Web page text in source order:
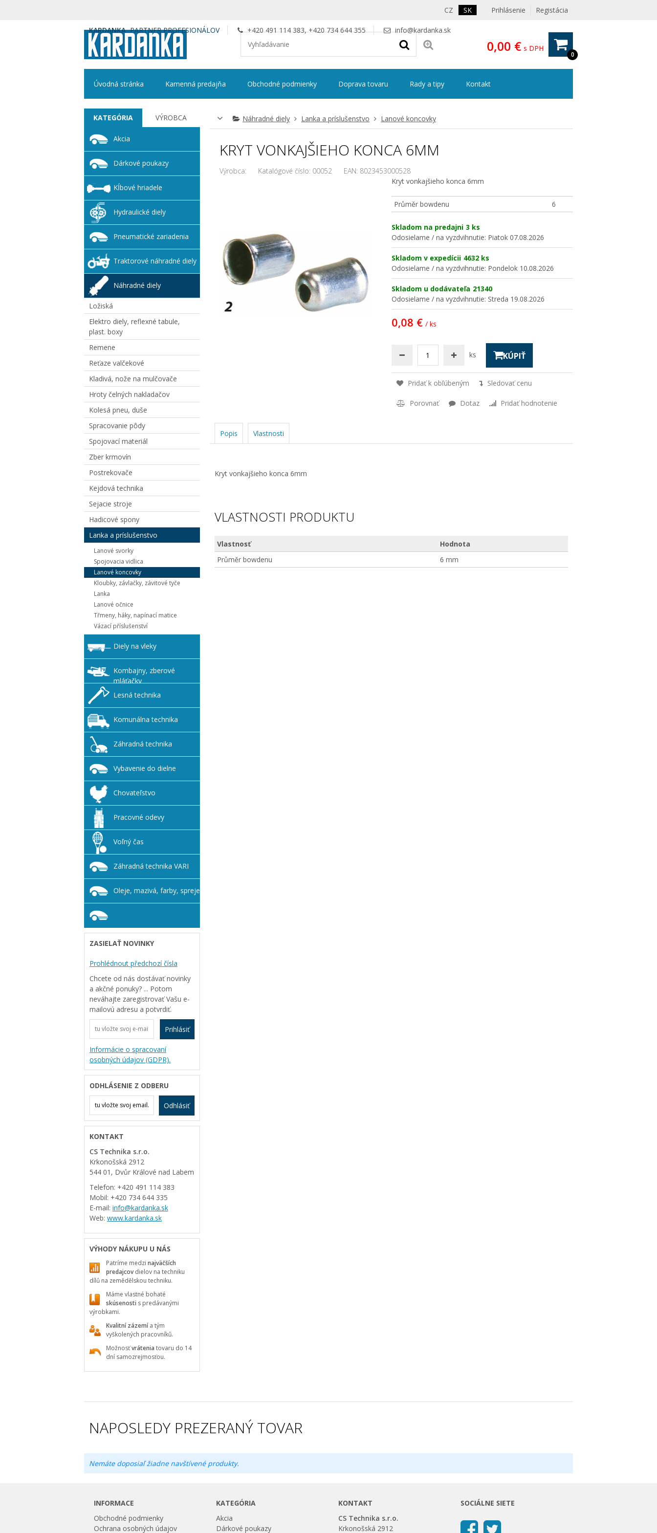
Prihlásenie Registácia
CZ SK
KARDANKA PARTNER PROFESIONÁLOV +420 491 114 383, +420 734 644 355 info@kardanka.sk
0
0,00 € s DPH
Úvodná stránka Kamenná predajňa Obchodné podmienky Doprava tovaru Rady a tipy Kontakt
Náhradné diely Lanka a príslušenstvo Lanové koncovky
KRYT VONKAJŠIEHO KONCA 6MM
Výrobca: Katalógové číslo: 00052 EAN: 8023453000528
Kryt vonkajšieho konca 6mm
Průměr bowdenu 6
Skladom na predajni 3 ks
Odosielame / na vyzdvihnutie: Piatok 07.08.2026
Skladom v expedícii 4632 ks
Odosielame / na vyzdvihnutie: Pondelok 10.08.2026
Skladom u dodávateľa 21340
Odosielame / na vyzdvihnutie: Streda 19.08.2026
0,08 € / ks
ks KÚPIŤ
Pridať k obľúbeným Sledovať cenu
Porovnať Dotaz Pridať hodnotenie
Popis Vlastnosti
Kryt vonkajšieho konca 6mm
VLASTNOSTI PRODUKTU
Vlastnosť
Hodnota
Průměr bowdenu
6 mm
KATEGÓRIA VÝROBCA
Akcia
Dárkové poukazy
Kĺbové hriadele
Hydraulické diely
Pneumatické zariadenia
Traktorové náhradné diely
Náhradné diely
Ložiská
Elektro diely, reflexné tabule,
plast. boxy
Remene
Reťaze valčekové
Kladivá, nože na mulčovače
Hroty čelných nakladačov
Kolesá pneu, duše
Spracovanie pôdy
Spojovací materiál
Zber krmovín
Postrekovače
Kejdová technika
Sejacie stroje
Hadicové spony
Lanka a príslušenstvo
Lanové svorky
Spojovacia vidlica
Lanové koncovky
Kloubky, závlačky, závitové tyče
Lanka
Lanové očnice
Třmeny, háky, napínací matice
Vázací příslušenství
Diely na vleky
Kombajny, zberové
mláťačky
Lesná technika
Komunálna technika
Záhradná technika
Vybavenie do dielne
Chovateľstvo
Pracovné odevy
Voľný čas
Záhradná technika VARI
Oleje, mazivá, farby, spreje
ZASIELAŤ NOVINKY
Prohlédnout předchozí čísla
Chcete od nás dostávať novinky
a akčné ponuky? ... Potom
neváhajte zaregistrovať Vašu e-
mailovú adresu a potvrdiť.
Prihlásiť
Informácie o spracovaní
osobných údajov (GDPR).
ODHLÁSENIE Z ODBERU
Odhlásiť
KONTAKT
CS Technika s.r.o.
Krkonošská 2912
544 01, Dvůr Králové nad Labem
Telefon: +420 491 114 383
Mobil: +420 734 644 335
E-mail: info@kardanka.sk
Web: www.kardanka.sk
VÝHODY NÁKUPU U NÁS
Patríme medzi najväčších
predajcovdielov na techniku
dílů na zemědělskou techniku.
Máme vlastné bohaté
skúsenosti s predávanými
výrobkami.
Kvalitní zázemía tým
vyškolených pracovníků.
Možnosťvrátenia tovaru do 14
dní samozrejmosťou.
NAPOSLEDY PREZERANÝ TOVAR
Nemáte doposiaľ žiadne navštívené produkty.
INFORMACE
Obchodné podmienky
Ochrana osobných údajov
KATEGÓRIA
Akcia
Dárkové poukazy
KONTAKT
CS Technika s.r.o.
Krkonošská 2912
SOCIÁLNE SIETE